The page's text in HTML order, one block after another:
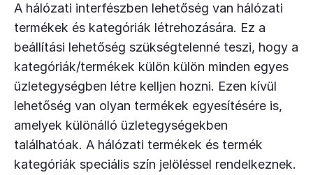
A hálózati interfészben lehetőség van hálózati
termékek és kategóriák létrehozására. Ez a
beállítási lehetőség szükségtelenné teszi, hogy a
kategóriák/termékek külön külön minden egyes
üzletegységben létre kelljen hozni. Ezen kívül
lehetőség van olyan termékek egyesítésére is,
amelyek különálló üzletegységekben
találhatóak. A hálózati termékek és termék
kategóriák speciális szín jelöléssel rendelkeznek.